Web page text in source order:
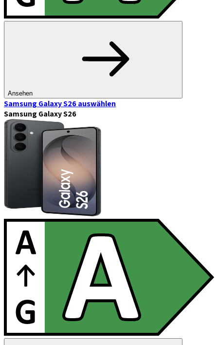
Ansehen
Samsung Galaxy S26auswählen
Samsung Galaxy S26